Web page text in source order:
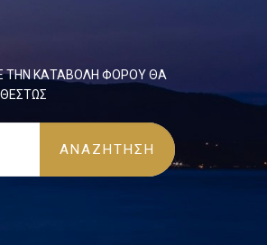
ΤΗΝ ΚΑΤΑΒΟΛΗ ΦΟΡΟΥ ΘΑ